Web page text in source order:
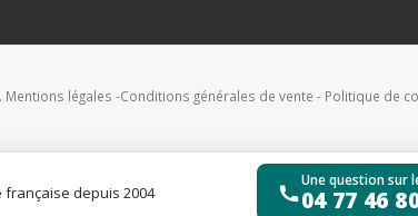
Mentions légales -Conditions générales de vente - Politique de
française depuis 2004
Une question sur
04 77 46